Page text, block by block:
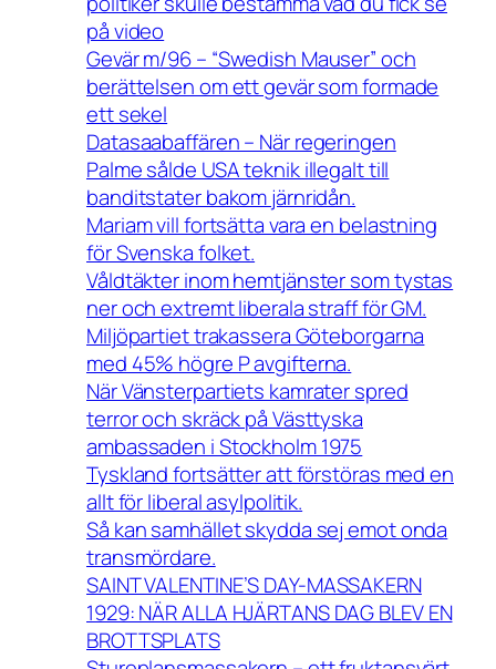
på video
Gevär m/96 – “Swedish Mauser” och
berättelsen om ett gevär som formade
ett sekel
Datasaabaffären – När regeringen
Palme sålde USA teknik illegalt till
banditstater bakom järnridån.
Mariam vill fortsätta vara en belastning
för Svenska folket.
Våldtäkter inom hemtjänster som tystas
ner och extremt liberala straff för GM.
Miljöpartiet trakassera Göteborgarna
med 45% högre P avgifterna.
När Vänsterpartiets kamrater spred
terror och skräck på Västtyska
ambassaden i Stockholm 1975
Tyskland fortsätter att förstöras med en
allt för liberal asylpolitik.
Så kan samhället skydda sej emot onda
transmördare.
SAINT VALENTINE’S DAY-MASSAKERN
1929: NÄR ALLA HJÄRTANS DAG BLEV EN
BROTTSPLATS